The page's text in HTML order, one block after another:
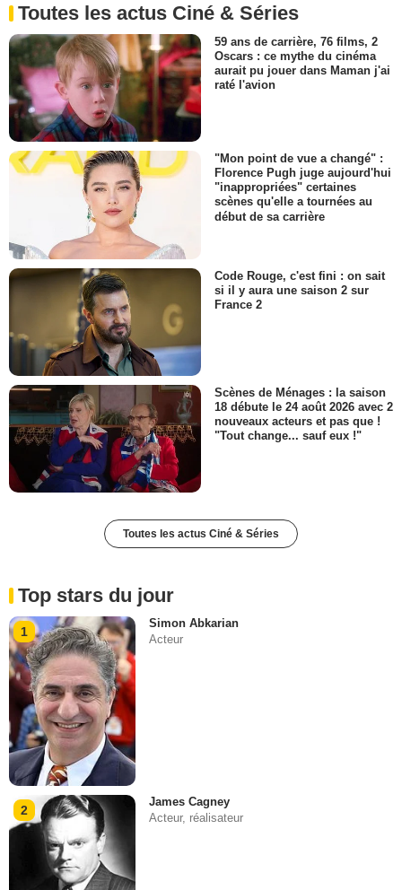
Toutes les actus Ciné & Séries
59 ans de carrière, 76 films, 2
Oscars : ce mythe du cinéma
aurait pu jouer dans Maman j'ai
raté l'avion
"Mon point de vue a changé" :
Florence Pugh juge aujourd'hui
"inappropriées" certaines
scènes qu'elle a tournées au
début de sa carrière
Code Rouge, c'est fini : on sait
si il y aura une saison 2 sur
France 2
Scènes de Ménages : la saison
18 débute le 24 août 2026 avec 2
nouveaux acteurs et pas que !
"Tout change... sauf eux !"
Toutes les actus Ciné & Séries
Top stars du jour
1
Simon Abkarian
Acteur
2
James Cagney
Acteur, réalisateur